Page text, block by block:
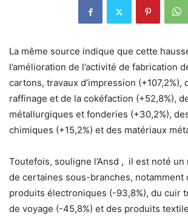
La même source indique que cette
l’amélioration de l’activité de fabrication
cartons, travaux d’impression (+107,2%),
raffinage et de la cokéfaction (+52,8%),
métallurgiques et fonderies (+30,2%),
chimiques (+15,2%) et des matériaux
Toutefois, souligne l’Ansd , il est noté un
de certaines sous-branches, notamment
produits électroniques (-93,8%), du cuir
de voyage (-45,8%) et des produits